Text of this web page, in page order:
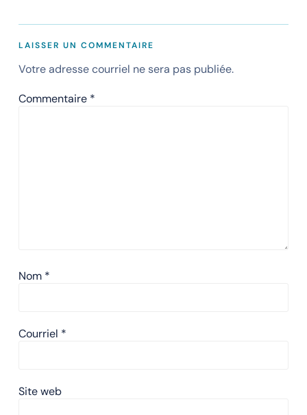
LAISSER UN COMMENTAIRE
Votre adresse courriel ne sera pas publiée.
Commentaire *
Nom *
Courriel *
Site web